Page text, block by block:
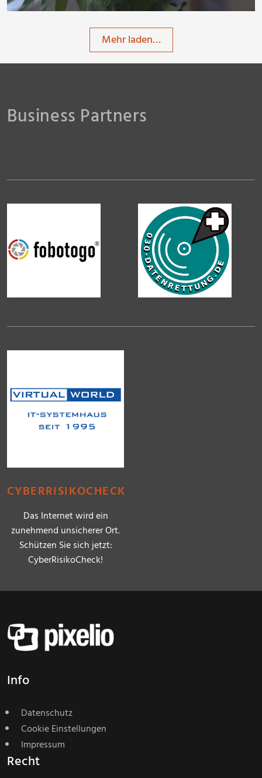
Mehr laden…
Business Partners
CYBERRISIKOCHECK
Das Internet wird ein
zunehmend unsicherer Ort.
Schützen Sie sich jetzt:
CyberRisikoCheck!
Info
Datenschutz
Cookie Einstellungen
Impressum
Recht